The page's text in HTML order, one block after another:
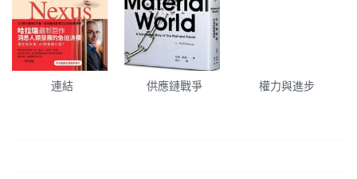
連結 供應鏈戰爭 權力與進步